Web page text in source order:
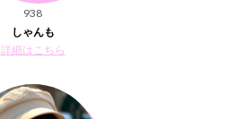
938
しゃんも
詳細はこちら